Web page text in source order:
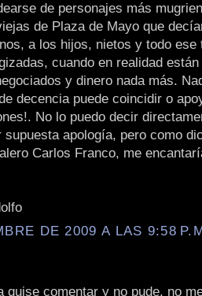
de personajes más
de Plaza de Mayo que
a los hijos, nietos y todo ese
cuando en realidad
y dinero nada más.
decencia puede coincidir o
No lo puedo decir
apología, pero como
Carlos Franco, me
DE 2009 A LAS 9:58
quise comentar y no pude, no